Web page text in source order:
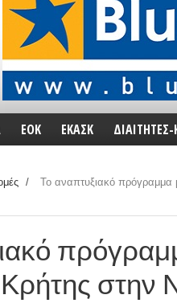
ΕΟΚ ΕΚΑΣΚ ΔΙΑΙΤΗΤΕΣ-
/
Το αναπτυξιακό πρόγραμμα
στην